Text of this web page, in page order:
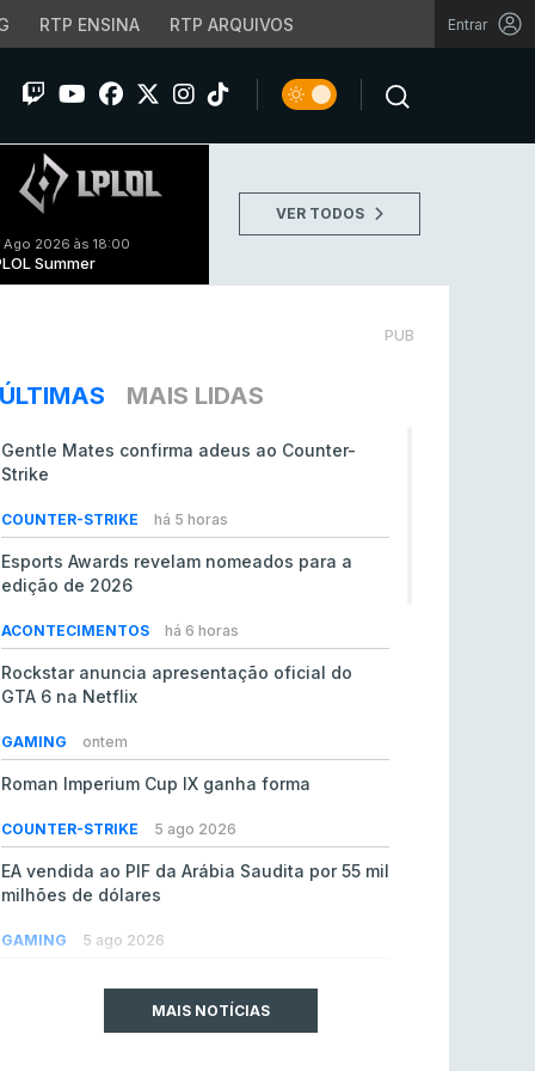
RTP ENSINA RTP ARQUIVOS Entrar
Ago 2026 às 18:00
Summer
VER TODOS
PUB
ÚLTIMAS MAIS LIDAS
Gentle Mates confirma adeus ao Counter-
Strike
COUNTER-STRIKE há 5 horas
Esports Awards revelam nomeados para a
edição de 2026
ACONTECIMENTOS há 6 horas
Rockstar anuncia apresentação oficial do
GTA 6 na Netflix
GAMING ontem
Roman Imperium Cup IX ganha forma
COUNTER-STRIKE 5 ago 2026
EA vendida ao PIF da Arábia Saudita por 55 mil
milhões de dólares
GAMING 5 ago 2026
MAIS NOTÍCIAS